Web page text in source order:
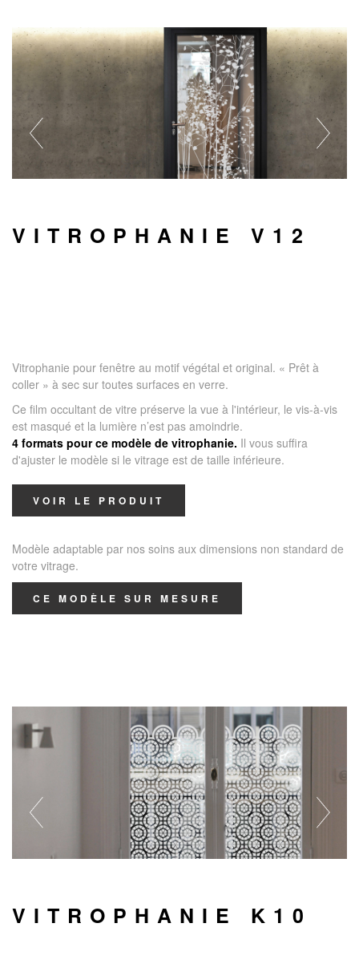
VITROPHANIE V12
Vitrophanie pour fenêtre au motif végétal et original. « Prêt à
coller » à sec sur toutes surfaces en verre.
Ce film occultant de vitre préserve la vue à l'intérieur, le vis-à-vis
est masqué et la lumière n’est pas amoindrie.
4 formats pour ce modèle de vitrophanie. Il vous suffira
d'ajuster le modèle si le vitrage est de taille inférieure.
VOIR LE PRODUIT
Modèle adaptable par nos soins aux dimensions non standard de
votre vitrage.
CE MODÈLE SUR MESURE
VITROPHANIE K10